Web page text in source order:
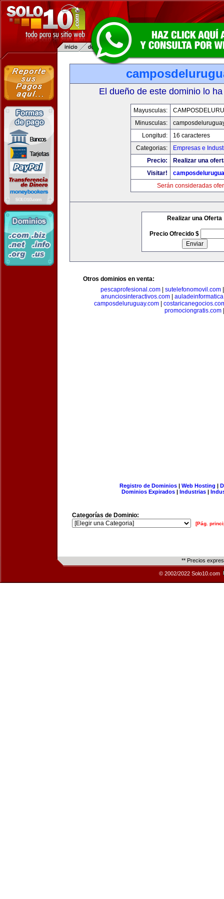
El dueño de este dominio lo
Mayusculas:
Minusculas:
Longitud:
16 caracteres
Categorias:
Empresas e
Precio:
Realizar una
Visitar!
Serán consideradas
Realizar una Oferta
Precio Ofrecido $
Otros dominios en venta:
pescaprofesional.com| sutelefonomovil.com
anunciosinteractivos.com|
camposdeluruguay.com|
promociongratis.com
Registro de Dominios| Web Hosting |
Dominios Expirados | Industrias |
Categorías de Dominio:
[Pág.
** Precios
© 2002/2022 Solo10.com